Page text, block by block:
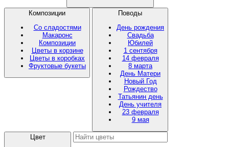
Композиции
Со сладостями
Макаронс
Композиции
Цветы в корзине
Цветы в коробках
Фруктовые букеты
Поводы
День рождения
Свадьба
Юбилей
1 сентября
14 февраля
8 марта
День Матери
Новый Год
Рождество
Татьянин день
День учителя
23 февраля
9 мая
Цвет